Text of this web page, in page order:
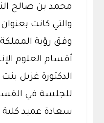
محمد بن صالح
والتي كانت بعنوان
أقسام العلوم
الدكتورة غزيل
للجلسة في
سعادة عميد كلية